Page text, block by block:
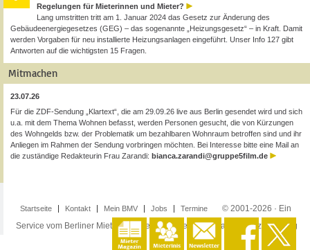
Regelungen für Mieterinnen und Mieter?
Lang umstritten tritt am 1. Januar 2024 das Gesetz zur Änderung des
Gebäudeenergiegesetzes (GEG) – das sogenannte „Heizungsgesetz“ – in Kraft. Damit
werden Vorgaben für neu installierte Heizungsanlagen eingeführt. Unser Info 127 gibt
Antworten auf die wichtigsten 15 Fragen.
Mitmachen
23.07.26
Für die ZDF-Sendung „Klartext“, die am 29.09.26 live aus Berlin gesendet wird und sich
u.a. mit dem Thema Wohnen befasst, werden Personen gesucht, die von Kürzungen
des Wohngelds bzw. der Problematik um bezahlbaren Wohnraum betroffen sind und ihr
Anliegen im Rahmen der Sendung vorbringen möchten. Bei Interesse bitte eine Mail an
die zuständige Redakteurin Frau Zarandi: bianca.zarandi@gruppe5film.de
Startseite Kontakt Mein BMV Jobs Termine
© 2001-2026 · Ein
Service vom Berliner Mieterverein e.V. ·Impressum·Datenschutzerklärung